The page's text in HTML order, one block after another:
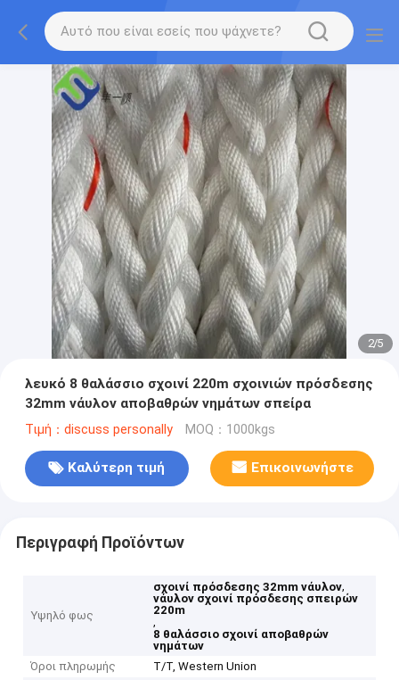
2/5
λευκό 8 θαλάσσιο σχοινί 220m σχοινιών πρόσδεσης
32mm νάυλον αποβαθρών νημάτων σπείρα
Τιμή：discuss personally MOQ：1000kgs
Καλύτερη τιμή Επικοινωνήστε
Περιγραφή Προϊόντων
Υψηλό φως
σχοινί πρόσδεσης 32mm νάυλον,
νάυλον σχοινί πρόσδεσης σπειρών
220m
,
8 θαλάσσιο σχοινί αποβαθρών
νημάτων
Όροι πληρωμής
T/T, Western Union